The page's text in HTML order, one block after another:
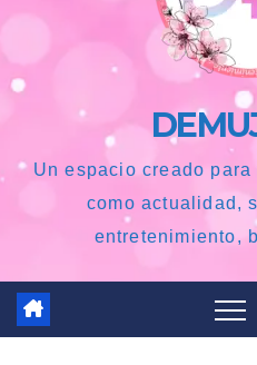
Un espacio creado
como actualidad,
entretenimiento,